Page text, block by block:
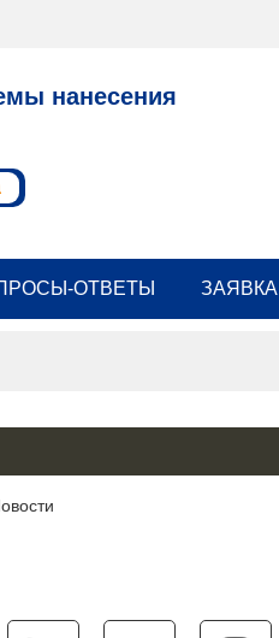
нанесения
ОТВЕТЫ ЗАЯВКА